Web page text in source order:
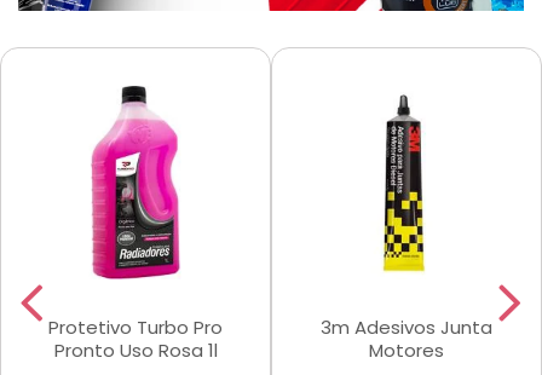
Protetivo Turbo Pro
Pronto Uso Rosa 1l
3m Adesivos Junta
Motores